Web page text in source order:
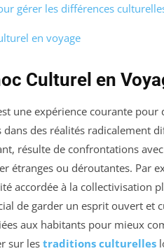
gérer les différences
en voyage
Culturel en
une expérience courante
des réalités radicalement
résulte de confrontations
étranges ou déroutantes. Par
accordée à la collectivisation
de garder un esprit ouvert et
aux habitants pour mieux
sur les traditions culturelles